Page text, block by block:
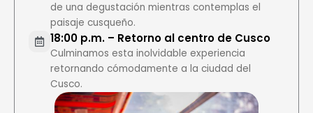
de una degustación mientras contemplas el
paisaje cusqueño.
18:00 p.m. – Retorno al centro de Cusco
Culminamos esta inolvidable experiencia
retornando cómodamente a la ciudad del
Cusco.